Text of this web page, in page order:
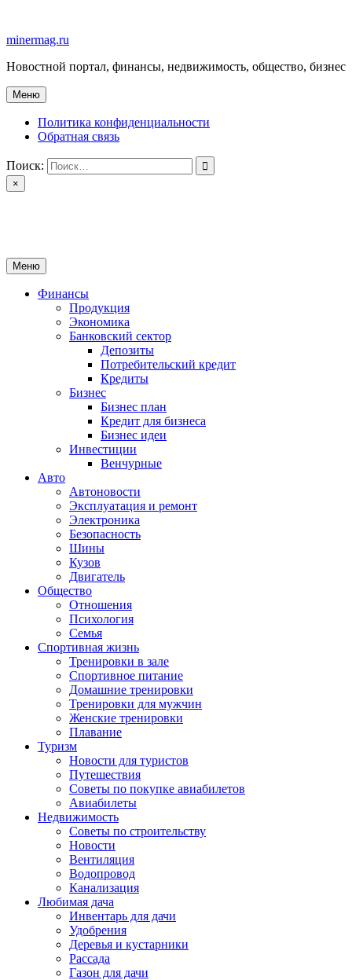
содержимому
minermag.ru
Новостной портал, финансы, недвижимость, общество, бизнес
Меню
Политика конфиденциальности
Обратная связь
Поиск:
×
Меню
Финансы
Продукция
Экономика
Банковский сектор
Депозиты
Потребительский кредит
Кредиты
Бизнес
Бизнес план
Кредит для бизнеса
Бизнес идеи
Инвестиции
Венчурные
Авто
Автоновости
Эксплуатация и ремонт
Электроника
Безопасность
Шины
Кузов
Двигатель
Общество
Отношения
Психология
Семья
Спортивная жизнь
Тренировки в зале
Спортивное питание
Домашние тренировки
Тренировки для мужчин
Женские тренировки
Плавание
Туризм
Новости для туристов
Путешествия
Советы по покупке авиабилетов
Авиабилеты
Недвижимость
Советы по строительству
Новости
Вентиляция
Водопровод
Канализация
Любимая дача
Инвентарь для дачи
Удобрения
Деревья и кустарники
Рассада
Газон для дачи